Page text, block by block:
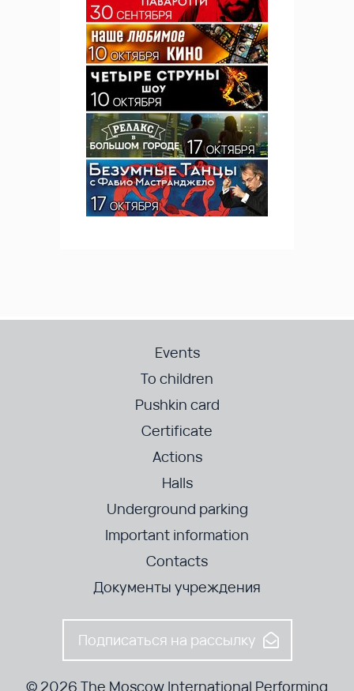
Events
To children
Pushkin card
Certificate
Actions
Halls
Underground parking
Important information
Contacts
Документы учреждения
Подписаться на рассылку
© 2026 The Moscow International Performing